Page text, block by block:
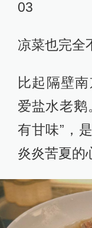
03
凉菜也完全
比起隔壁
爱盐水老鹅
有甘味”，
炎炎苦夏的